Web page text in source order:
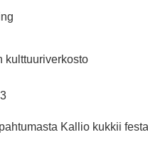
kulttuuriverkosto
Kallio kukkii